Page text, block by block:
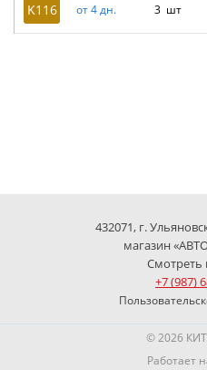
K116 от 4 дн. 3 шт
432071, г.
магазин
Смотреть
+7 (987)
© 2026
Работает